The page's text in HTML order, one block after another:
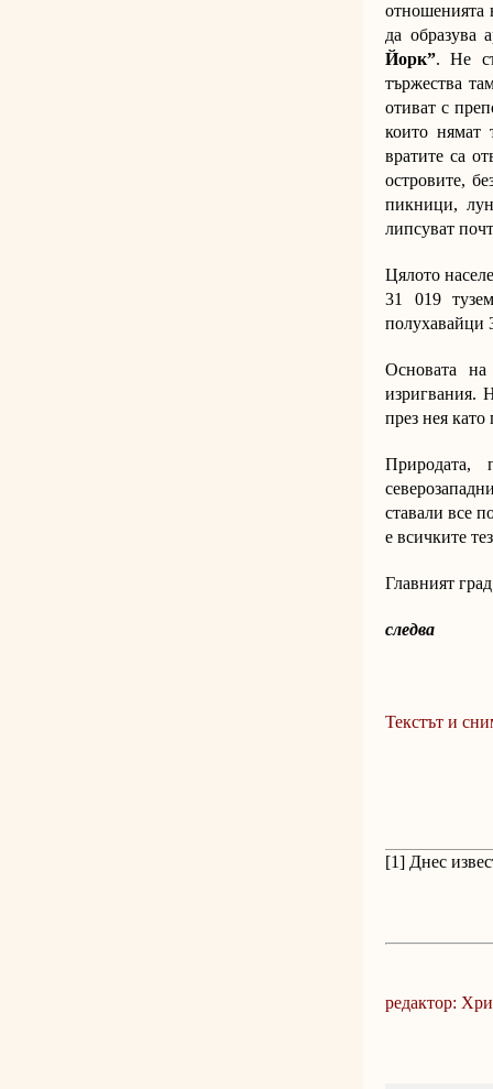
отношенията
да образува
Йорк”. Не
тържества
отиват с
които нямат
вратите са
островите,
пикници,
липсуват
Цялото
31 019
полухавайци
Основата
изригвания.
през нея като
Природата,
ставали все
е всичките
Главният
следва
Текстът и
[1] Днес
редактор: